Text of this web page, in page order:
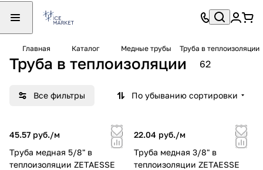
Главная Каталог Медные трубы Труба в теплоизоляции
Труба в теплоизоляции 62
Все фильтры По убыванию сортировки
45.57 руб./м
Труба медная 5/8" в
теплоизоляции ZETAESSE
22.04 руб./м
Труба медная 3/8" в
теплоизоляции ZETAESSE